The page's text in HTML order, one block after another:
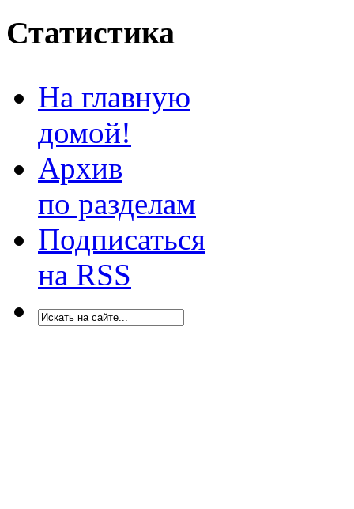
Статистика
На главную
домой!
Архив
по разделам
Подписаться
на RSS